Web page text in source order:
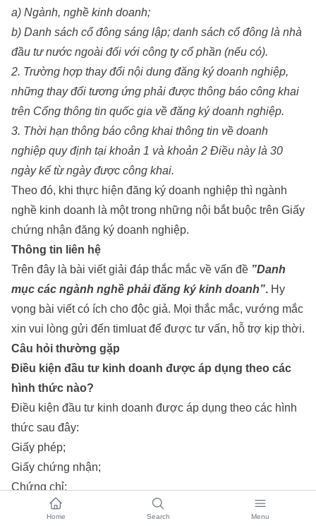
Home Search Menu
a) Ngành, nghề kinh doanh;
b) Danh sách cổ đông sáng lập; danh sách cổ đông là nhà
đầu tư nước ngoài đối với công ty cổ phần (nếu có).
2. Trường hợp thay đổi nội dung đăng ký doanh nghiệp,
những thay đổi tương ứng phải được thông báo công khai
trên Cổng thông tin quốc gia về đăng ký doanh nghiệp.
3. Thời hạn thông báo công khai thông tin về doanh
nghiệp quy định tại khoản 1 và khoản 2 Điều này là 30
ngày kể từ ngày được công khai.
Theo đó, khi thực hiện đăng ký doanh nghiệp thì ngành
nghề kinh doanh là một trong những nội bắt buộc trên Giấy
chứng nhận đăng ký doanh nghiệp.
Thông tin liên hệ
Trên đây là bài viết giải đáp thắc mắc về vấn đề ”Danh
mục các ngành nghề phải đăng ký kinh doanh”. Hy
vọng bài viết có ích cho độc giả. Mọi thắc mắc, vướng mắc
xin vui lòng gửi đến timluat để được tư vấn, hỗ trợ kịp thời.
Câu hỏi thường gặp
Điều kiện đầu tư kinh doanh được áp dụng theo các
hình thức nào?
Điều kiện đầu tư kinh doanh được áp dụng theo các hình
thức sau đây:
Giấy phép;
Giấy chứng nhận;
Chứng chỉ;
Văn bản xác nhận, chấp thuận;